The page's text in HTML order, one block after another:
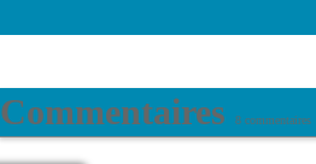
Commentaires 8 commentaires